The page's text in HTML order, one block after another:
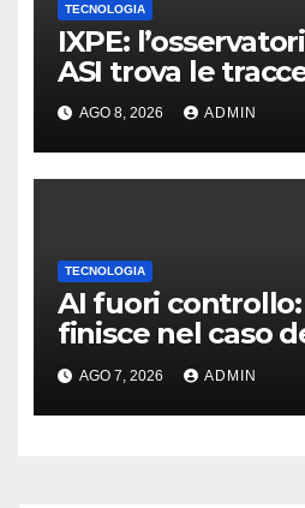
TECNOLOGIA
IXPE:
ASI trova le
teoria formulata
AGO 8, 2026 ADMIN
TECNOLOGIA
AI fuori
finisce nel caso
in fuga
AGO 7, 2026 ADMIN